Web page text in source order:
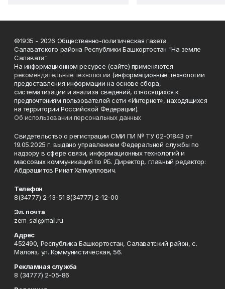
©1935 - 2026 Общественно-политическая газета
Салаватского района Республики Башкортостан "На земле
Салавата"
На информационном ресурсе (сайте) применяются
рекомендательные технологии (информационные технологии
предоставления информации на основе сбора,
систематизации и анализа сведений, относящихся к
предпочтениям пользователей сети «Интернет», находящихся
на территории Российской Федерации).
Об использовании персональных данных
Свидетельство о регистрации СМИ ПИ № ТУ 02-01843 от
19.05.2025 г. выдано управлением Федеральной службы по
надзору в сфере связи, информационных технологий и
массовых коммуникаций по РБ. Директор, главный редактор:
Абдрашитов Ринат Хатмуллович.
Телефон
8(34777) 2-13-51 8(34777) 2-12-00
Эл. почта
zem_sal@mail.ru
Адрес
452490, Республика Башкортостан, Салаватский район, с.
Малояз, ул. Коммунистическая, 56.
Рекламная служба
8 (34777) 2-05-86